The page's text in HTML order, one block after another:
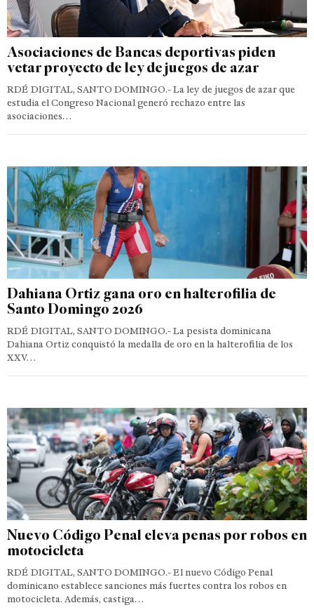
Asociaciones de Bancas deportivas piden
vetar proyecto de ley de juegos de azar
RDÉ DIGITAL, SANTO DOMINGO.- La ley de juegos de azar que
estudia el Congreso Nacional generó rechazo entre las
asociaciones…
Dahiana Ortiz gana oro en halterofilia de
Santo Domingo 2026
RDÉ DIGITAL, SANTO DOMINGO.- La pesista dominicana
Dahiana Ortiz conquistó la medalla de oro en la halterofilia de los
XXV…
Nuevo Código Penal eleva penas por robos en
motocicleta
RDÉ DIGITAL, SANTO DOMINGO.- El nuevo Código Penal
dominicano establece sanciones más fuertes contra los robos en
motocicleta. Además, castiga…